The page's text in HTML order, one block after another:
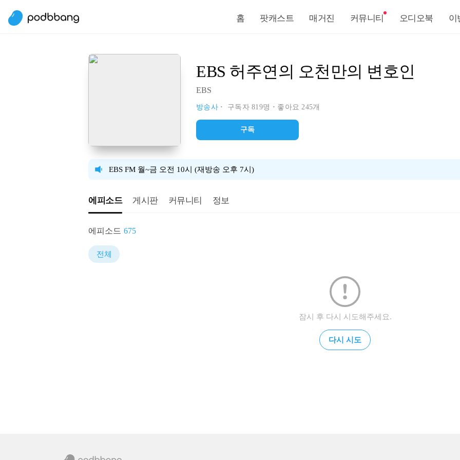
홈 팟캐스트 매거진 커뮤니티 오디오북 이
EBS 허주연의 오천만의 변호인
EBS
방송사 구독자 819명 좋아요 245개
구독
EBS FM 월~금 오전 10시 (재방송 오후 7시)
에피소드 게시판 커뮤니티 정보
에피소드 675
전체
잠시 후 다시 시도해주세요.
다시 시도